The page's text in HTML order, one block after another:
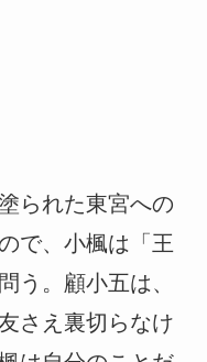
られた東宮への
で、小楓は「王
う。顧小五は、
さえ裏切らなけ